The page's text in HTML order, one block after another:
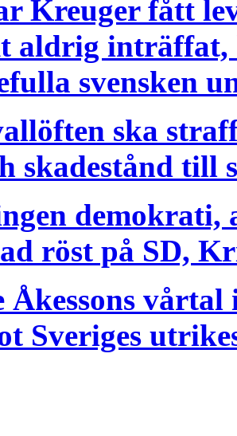
Kreuger fått
aldrig inträffat,
svensken
ska
skadestånd till
röst på SD,
Åkessons
Sveriges